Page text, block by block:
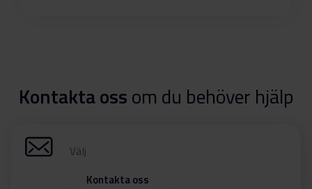
Kontakta ossom du behöver hjälp
Välj
Kontakta oss